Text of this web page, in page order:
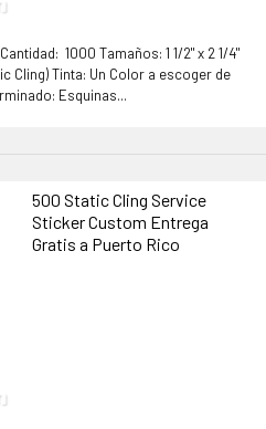
1000 Tamaños: 1 1/2" x 2 1/4"
Cling) Tinta: Un Color a escoger de
Esquinas...
500 Static Cling Service
Sticker Custom Entrega
Gratis a Puerto Rico